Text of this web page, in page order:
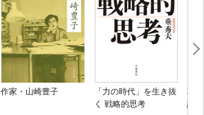
作家・山崎豊子
「力の時代」を生き抜
く 戦略的思考
本
話）